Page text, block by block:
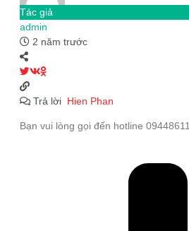
Tác giả
admin
2 năm trước
Trả lời Hien Phan
Bạn vui lòng gọi đến hotline